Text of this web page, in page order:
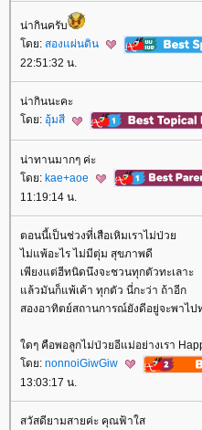
น่ากินครับ
ดย: สองแผ่นดิน
22:51:32 น.
น่ากินนะคะ
ดย: อุ้มสี
น่าทานมากๆ ค่ะ
ดย: kae+aoe
11:19:14 น.
ตอนนี้เป็นช่วงที่เสือเหิมเราไม่ป่ว
ไม่แพ้อะไร ไม่มีตุ่ม สุขภาพดี
เพียงแต่ฮีทนิดนึงจะชวนทุกตัวทะเลาะ
ล้วมันก็แพ้เค้า ทุกตัว นี่กะว่า ถ้าอีก
สองอาทิตย์สถานการณ์ยังดีอยู่จะพาไป
ดๆ คือพอลูกไม่ป่วยอีแม่อย่างเรา
ดย: nonnoiGiwGiw
13:03:17 น.
สวัสดียามสายค่ะ คุณฟ้าใส